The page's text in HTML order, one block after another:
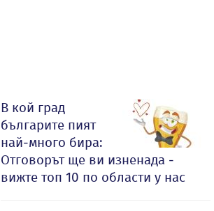
В кой град
българите пият
най-много бира:
Отговорът ще ви изненада -
вижте топ 10 по области у нас